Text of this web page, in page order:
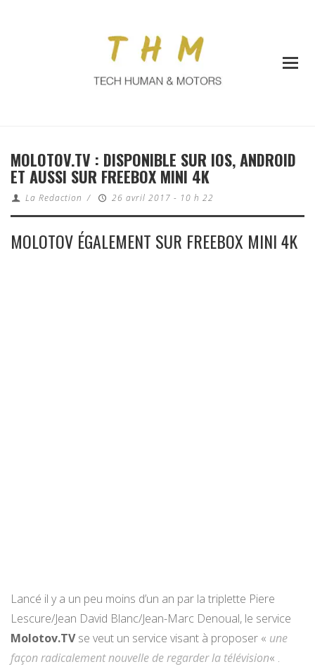
MOLOTOV.TV : DISPONIBLE SUR IOS, ANDROID
ET AUSSI SUR FREEBOX MINI 4K
La Redaction / 26 avril 2017 - 10 h 22
MOLOTOV ÉGALEMENT SUR FREEBOX MINI 4K
Lancé il y a un peu moins d’un an par la triplette Piere
Lescure/Jean David Blanc/Jean-Marc Denoual, le service
Molotov.TVse veut un service visant à proposer « une
façon radicalement nouvelle de regarder la télévision« .